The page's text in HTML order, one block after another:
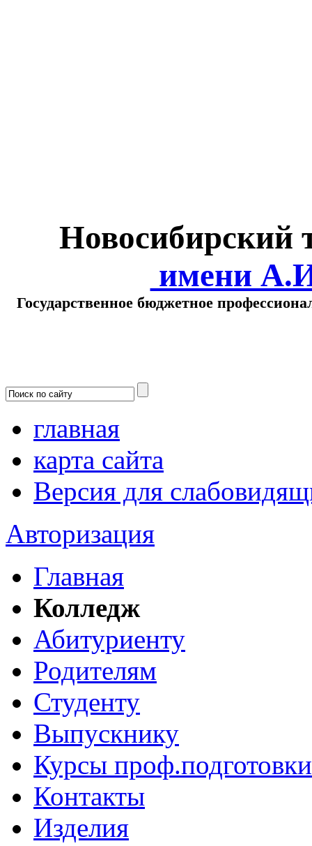
Новосибирский
имени
Государственное бюджетное
главная
карта сайта
Версия для
Авторизация
Главная
Колледж
Абитуриенту
Родителям
Студенту
Выпускнику
Курсы проф.подготовки
Контакты
Изделия